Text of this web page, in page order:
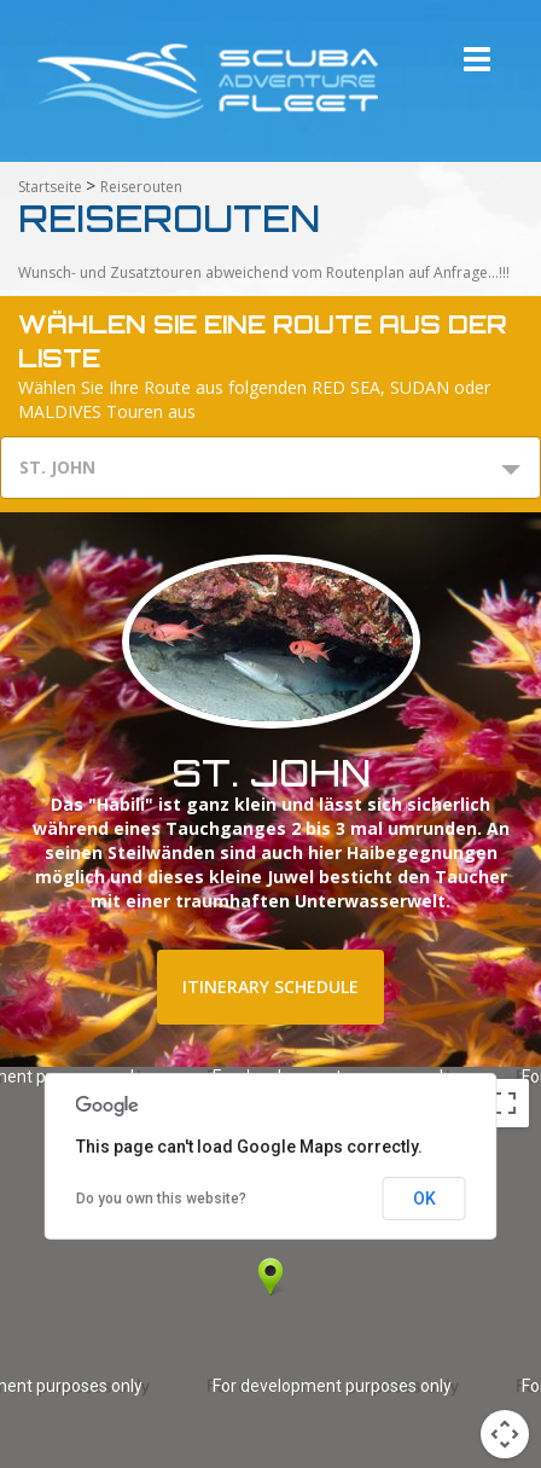
Toggle
Startseite > Reiserouten
REISEROUTEN
Wunsch- und Zusatztouren abweichend vom Routenplan auf Anfrage...!!!
WÄHLEN SIE EINE ROUTE AUS DER
LISTE
Wählen Sie Ihre Route aus folgenden RED SEA, SUDAN oder
MALDIVES Touren aus
ST. JOHN
ST. JOHN
Das "Habili" ist ganz klein und lässt sich sicherlich
während eines Tauchganges 2 bis 3 mal umrunden. An
seinen Steilwänden sind auch hier Haibegegnungen
möglich und dieses kleine Juwel besticht den Taucher
mit einer traumhaften Unterwasserwelt.
ITINERARY SCHEDULE
For development purposes only
For development purposes only
purposes only
purposes only
This page can't load Google Maps correctly.
Do you own this website? OK